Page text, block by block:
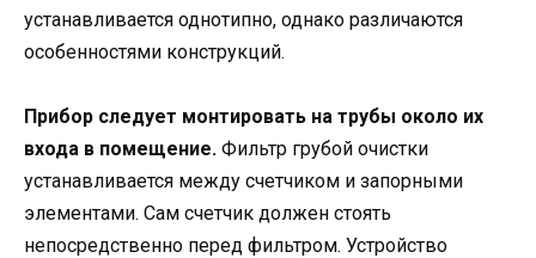
устанавливается однотипно, однако различаются
особенностями конструкций.
Прибор следует монтировать на трубы около их
входа в помещение. Фильтр грубой очистки
устанавливается между счетчиком и запорными
элементами. Сам счетчик должен стоять
непосредственно перед фильтром. Устройство